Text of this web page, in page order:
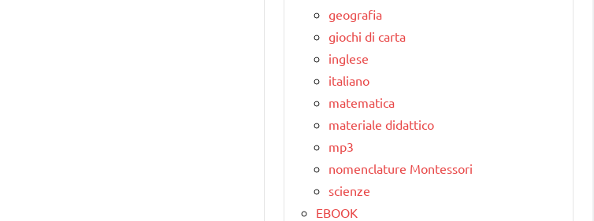
geografia
giochi di carta
inglese
italiano
matematica
materiale didattico
mp3
nomenclature Montessori
scienze
EBOOK